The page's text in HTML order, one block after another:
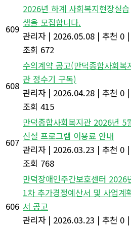
609
2026년 하계 사회복지현장실습
생을 모집합니다.
관리자 | 2026.05.08 | 추천 0 |
조회 672
608
수의계약 공고(만덕종합사회복
관 정수기 구독)
관리자 | 2026.04.28 | 추천 0 |
조회 415
607
만덕종합사회복지관 2026년 5
신설 프로그램 이용료 안내
관리자 | 2026.03.23 | 추천 0 |
조회 768
606
만덕장애인주간보호센터 2026
1차 추가경정예산서 및 사업계
서 공고
관리자 | 2026.03.23 | 추천 0 |